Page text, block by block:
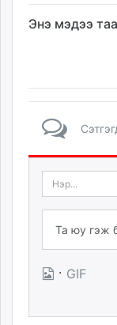
Энэ мэдээ
· GIF